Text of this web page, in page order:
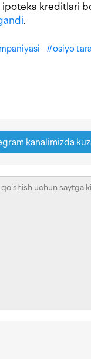
kreditlari
.
#osiyo
kanalimizda